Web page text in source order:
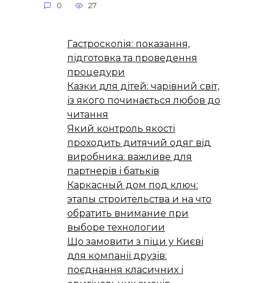
0 27
Гастроскопія: показання,
підготовка та проведення
процедури
Казки для дітей: чарівний світ,
із якого починається любов до
читання
Який контроль якості
проходить дитячий одяг від
виробника: важливе для
партнерів і батьків
Каркасный дом под ключ:
этапы строительства и на что
обратить внимание при
выборе технологии
Що замовити з піци у Києві
для компанії друзів:
поєднання класичних і